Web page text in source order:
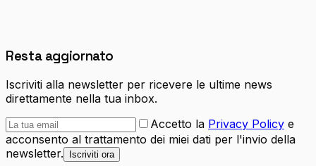
Resta aggiornato
Iscriviti alla newsletter per ricevere le ultime news
direttamente nella tua inbox.
Accetto la Privacy Policy e
acconsento al trattamento dei miei dati per l'invio della
newsletter.
Iscriviti ora